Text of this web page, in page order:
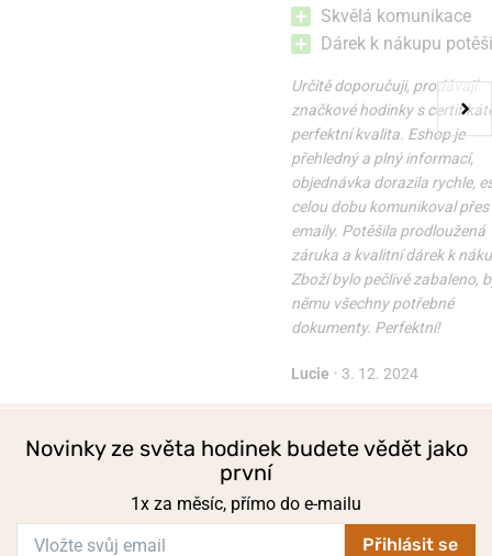
Skvělá komunikace
Dárek k nákupu
Určitě doporučuji, prodávají
značkové hodinky s
perfektní kvalita. Eshop je
přehledný a plný informací,
objednávka dorazila rychle,
celou dobu komunikoval přes
emaily. Potěšila prodloužená
záruka a kvalitní dárek k
Zboží bylo pečlivě zabaleno,
němu všechny potřebné
dokumenty. Perfektní!
Lucie • 3. 12. 2024
Novinky ze světa hodinek budete vědět jako
první
1x za měsíc, přímo do e-mailu
Přihlásit se